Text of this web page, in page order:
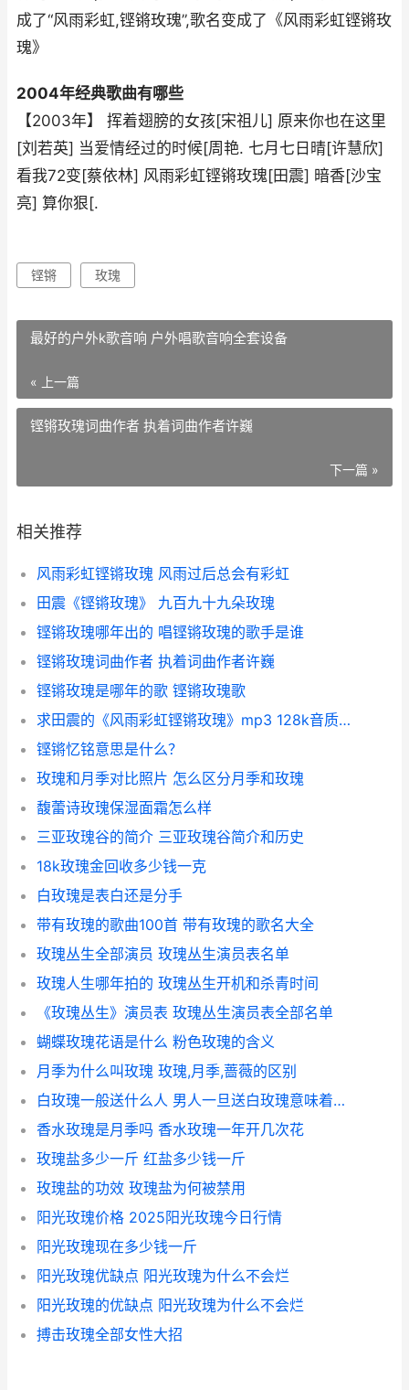
成了“风雨彩虹,铿锵玫瑰”,歌名变成了《风雨彩虹铿锵玫
瑰》
2004年经典歌曲有哪些
【2003年】 挥着翅膀的女孩[宋祖儿] 原来你也在这里
[刘若英] 当爱情经过的时候[周艳. 七月七日晴[许慧欣]
看我72变[蔡依林] 风雨彩虹铿锵玫瑰[田震] 暗香[沙宝
亮] 算你狠[.
铿锵 玫瑰
最好的户外k歌音响 户外唱歌音响全套设备
« 上一篇
铿锵玫瑰词曲作者 执着词曲作者许巍
下一篇 »
相关推荐
风雨彩虹铿锵玫瑰 风雨过后总会有彩虹
田震《铿锵玫瑰》 九百九十九朵玫瑰
铿锵玫瑰哪年出的 唱铿锵玫瑰的歌手是谁
铿锵玫瑰词曲作者 执着词曲作者许巍
铿锵玫瑰是哪年的歌 铿锵玫瑰歌
求田震的《风雨彩虹铿锵玫瑰》mp3 128k音质的就行 麻烦给个网pan谢谢
铿锵忆铭意思是什么？
玫瑰和月季对比照片 怎么区分月季和玫瑰
馥蕾诗玫瑰保湿面霜怎么样
三亚玫瑰谷的简介 三亚玫瑰谷简介和历史
18k玫瑰金回收多少钱一克
白玫瑰是表白还是分手
带有玫瑰的歌曲100首 带有玫瑰的歌名大全
玫瑰丛生全部演员 玫瑰丛生演员表名单
玫瑰人生哪年拍的 玫瑰丛生开机和杀青时间
《玫瑰丛生》演员表 玫瑰丛生演员表全部名单
蝴蝶玫瑰花语是什么 粉色玫瑰的含义
月季为什么叫玫瑰 玫瑰,月季,蔷薇的区别
白玫瑰一般送什么人 男人一旦送白玫瑰意味着什么
香水玫瑰是月季吗 香水玫瑰一年开几次花
玫瑰盐多少一斤 红盐多少钱一斤
玫瑰盐的功效 玫瑰盐为何被禁用
阳光玫瑰价格 2025阳光玫瑰今日行情
阳光玫瑰现在多少钱一斤
阳光玫瑰优缺点 阳光玫瑰为什么不会烂
阳光玫瑰的优缺点 阳光玫瑰为什么不会烂
搏击玫瑰全部女性大招